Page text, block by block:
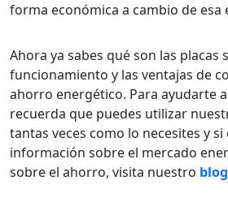
forma económica a cambio de esa
Ahora ya sabes qué son las placas
funcionamiento y las ventajas de
ahorro energético. Para ayudarte
recuerda que puedes utilizar
tantas veces como lo necesites y
información sobre el mercado
sobre el ahorro, visita nuestro blog